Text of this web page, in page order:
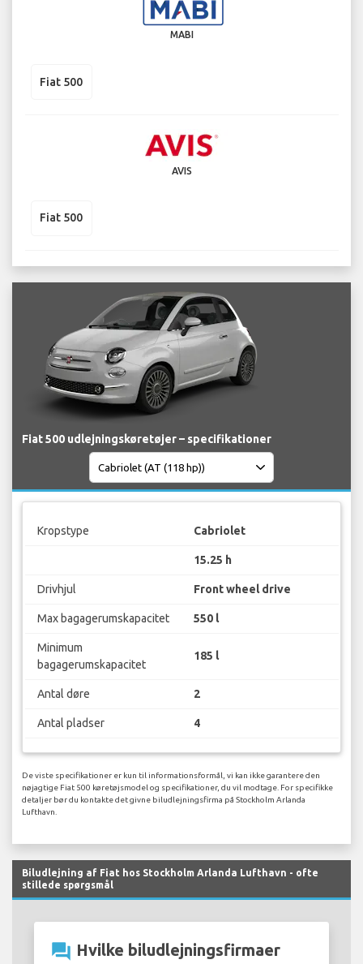
MABI
Fiat 500
AVIS
Fiat 500
Fiat 500 udlejningskøretøjer – specifikationer
Kropstype Cabriolet
15.25 h
Drivhjul Front wheel drive
Max bagagerumskapacitet 550 l
Minimum
bagagerumskapacitet
185 l
Antal døre 2
Antal pladser 4
De viste specifikationer er kun til informationsformål, vi kan ikke garantere den
nøjagtige Fiat 500 køretøjsmodel og specifikationer, du vil modtage. For specifikke
detaljer bør du kontakte det givne biludlejningsfirma på Stockholm Arlanda
Lufthavn.
Biludlejning af Fiat hos Stockholm Arlanda Lufthavn - ofte
stillede spørgsmål
question_answer Hvilke biludlejningsfirmaer